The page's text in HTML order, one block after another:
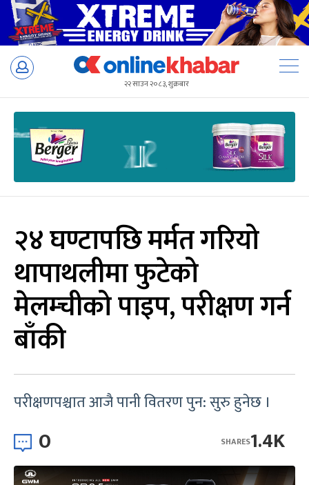
Skip
२२ साउन २०८३, शुक्रबार
२४ घण्टापछि मर्मत गरियो
थापाथलीमा फुटेको
मेलम्चीको पाइप, परीक्षण गर्न
बाँकी
परीक्षणपश्चात आजै पानी वितरण पुन: सुरु हुनेछ ।
0 1.4K
SHARES